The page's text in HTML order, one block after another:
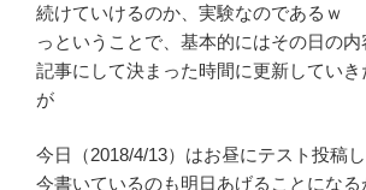
続けていけるのか、実験なのであるｗ
っということで、基本的にはその日の
記事にして決まった時間に更新してい
が
今日（2018/4/13）はお昼にテスト投稿し
今書いているのも明日あげることになる